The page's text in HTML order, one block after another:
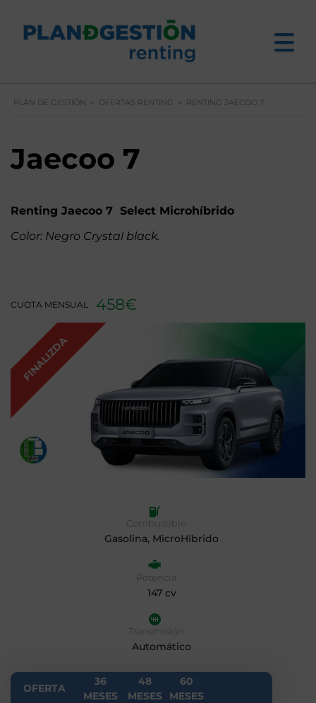
PLAN DE GESTIÓN > OFERTAS RENTING > RENTING JAECOO 7
Jaecoo 7
Renting Jaecoo 7 Select Microhíbrido
Color: Negro Crystal black.
CUOTA MENSUAL 458€
FINALIZDA
Combustible
Gasolina, MicroHíbrido
Potencia
147 cv
Transmisión
Automático
OFERTA
36
MESES
48
MESES
60
MESES